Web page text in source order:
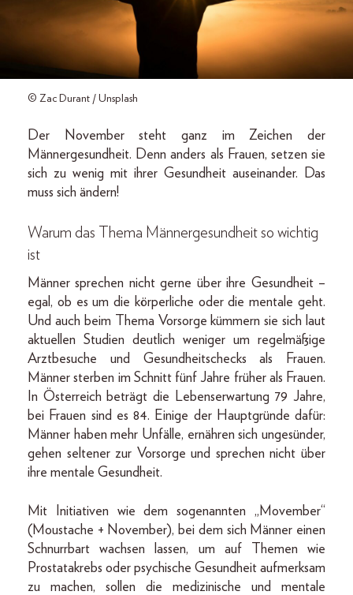
© Zac Durant / Unsplash
Der November steht ganz im Zeichen der
Männergesundheit. Denn anders als Frauen, setzen sie
sich zu wenig mit ihrer Gesundheit auseinander. Das
muss sich ändern!
Warum das Thema Männergesundheit so wichtig
ist
Männer sprechen nicht gerne über ihre Gesundheit –
egal, ob es um die körperliche oder die mentale geht.
Und auch beim Thema Vorsorge kümmern sie sich laut
aktuellen Studien deutlich weniger um regelmäßige
Arztbesuche und Gesundheitschecks als Frauen.
Männer sterben im Schnitt fünf Jahre früher als Frauen.
In Österreich beträgt die Lebenserwartung 79 Jahre,
bei Frauen sind es 84. Einige der Hauptgründe dafür:
Männer haben mehr Unfälle, ernähren sich ungesünder,
gehen seltener zur Vorsorge und sprechen nicht über
ihre mentale Gesundheit.
Mit Initiativen wie dem sogenannten „Movember“
(Moustache + November), bei dem sich Männer einen
Schnurrbart wachsen lassen, um auf Themen wie
Prostatakrebs oder psychische Gesundheit aufmerksam
zu machen, sollen die medizinische und mentale